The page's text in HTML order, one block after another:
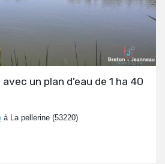
un plan d'eau de 1 ha 40
à La pellerine (53220)